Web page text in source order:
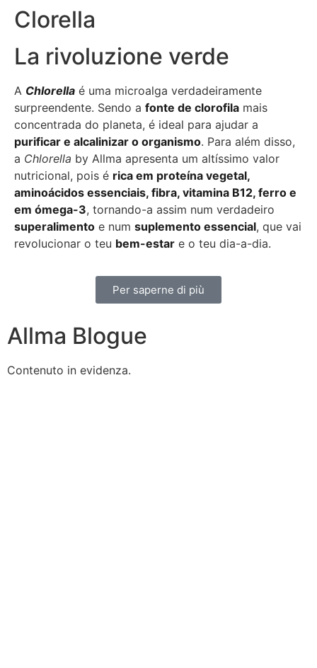
Clorella
La rivoluzione verde
A Chlorella é uma microalga verdadeiramente
surpreendente. Sendo a fonte de clorofila mais
concentrada do planeta, é ideal para ajudar a
purificar e alcalinizar o organismo. Para além disso,
a Chlorella by Allma apresenta um altíssimo valor
nutricional, pois é rica em proteína vegetal,
aminoácidos essenciais, fibra, vitamina B12, ferro e
em ómega-3, tornando-a assim num verdadeiro
superalimento e num suplemento essencial, que vai
revolucionar o teu bem-estar e o teu dia-a-dia.
Per saperne di più
Allma Blogue
Contenuto in evidenza.